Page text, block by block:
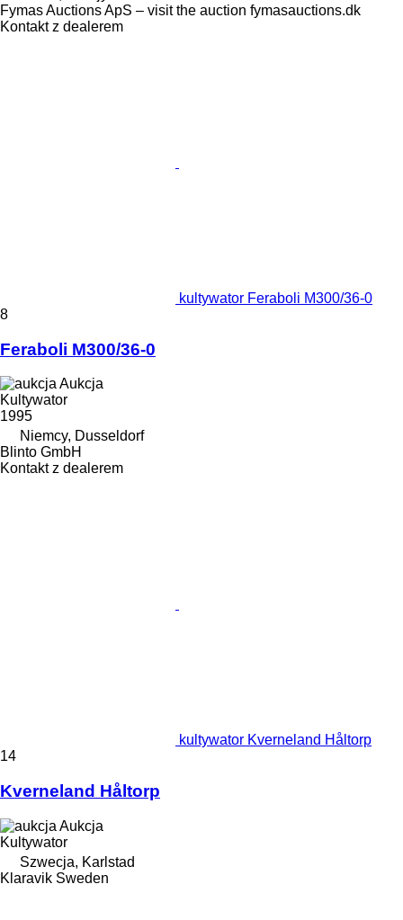
Fymas Auctions ApS – visit the auction fymasauctions.dk
Kontakt z dealerem
kultywator Feraboli M300/36-0
8
Feraboli M300/36-0
Aukcja
Kultywator
1995
Niemcy, Dusseldorf
Blinto GmbH
Kontakt z dealerem
kultywator Kverneland Håltorp
14
Kverneland Håltorp
Aukcja
Kultywator
Szwecja, Karlstad
Klaravik Sweden